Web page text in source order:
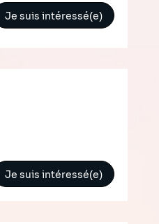
Je suis intéressé(e)
Je suis intéressé(e)